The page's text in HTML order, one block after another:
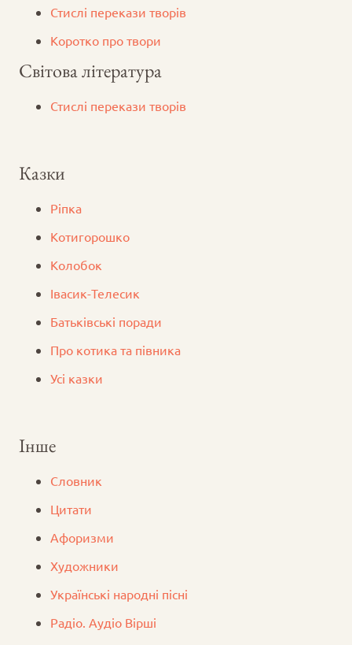
Стислі перекази творів
Коротко про твори
Світова література
Стислі перекази творів
Казки
Ріпка
Котигорошко
Колобок
Iвасик-Телесик
Батьківські поради
Про котика та півника
Усі казки
Інше
Словник
Цитати
Афоризми
Художники
Українські народні пісні
Радіо. Аудіо Вірші